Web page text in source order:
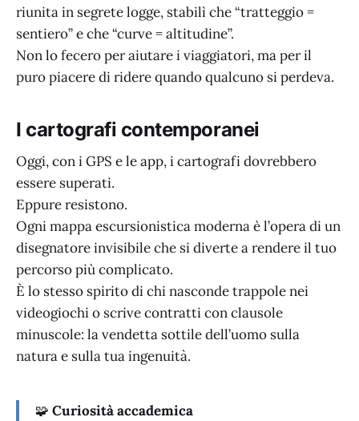
riunita in segrete logge, stabilì che “tratteggio =
sentiero” e che “curve = altitudine”.
Non lo fecero per aiutare i viaggiatori, ma per il
puro piacere di ridere quando qualcuno si perdeva.
I cartografi contemporanei
Oggi, con i GPS e le app, i cartografi dovrebbero
essere superati.
Eppure resistono.
Ogni mappa escursionistica moderna è l’opera di un
disegnatore invisibile che si diverte a rendere il tuo
percorso più complicato.
È lo stesso spirito di chi nasconde trappole nei
videogiochi o scrive contratti con clausole
minuscole: la vendetta sottile dell’uomo sulla
natura e sulla tua ingenuità.
🧩 Curiosità accademica